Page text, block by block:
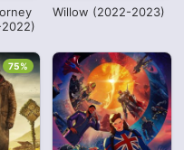
Willow (2022-2023)
75%